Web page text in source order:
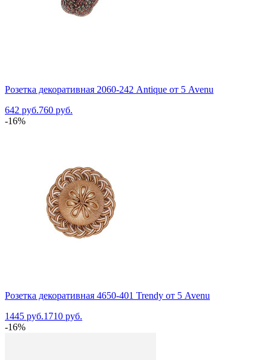
Розетка декоративная 2060-242 Antique от 5 Avenu
642 руб.760 руб.
-16%
Розетка декоративная 4650-401 Trendy от 5 Avenu
1445 руб.1710 руб.
-16%